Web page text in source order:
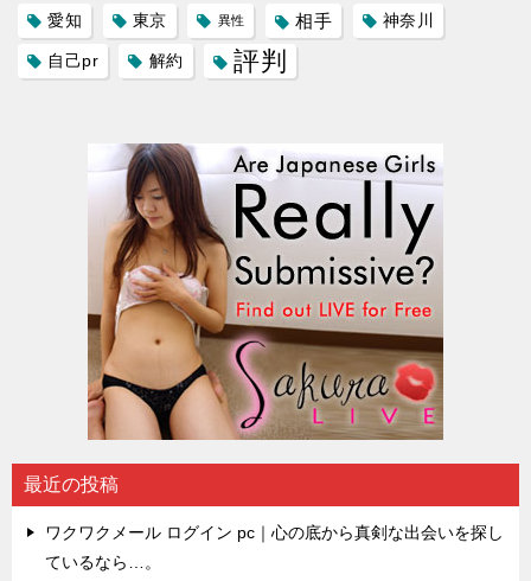
愛知 東京 異性 相手 神奈川
自己pr 解約 評判
最近の投稿
ワクワクメール ログイン pc｜心の底から真剣な出会いを探し
ているなら…。